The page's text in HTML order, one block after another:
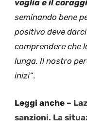
voglia e il
seminando bene
positivo deve
comprendere che
lunga. Il nostro
inizi”.
Leggi anche –
sanzioni. La